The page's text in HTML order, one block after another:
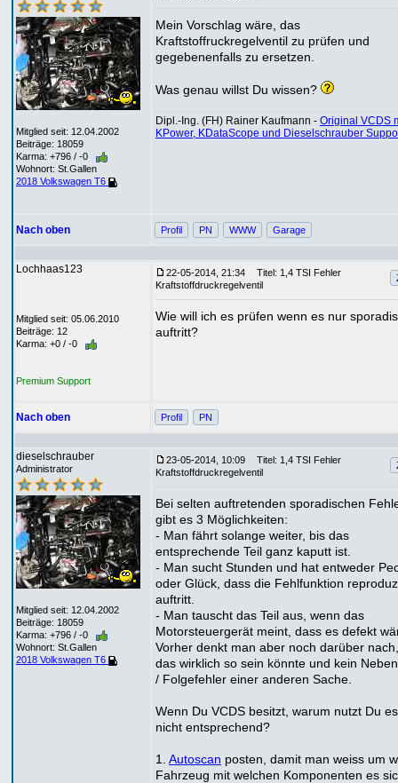
Mitglied seit: 12.04.2002
Beiträge: 18059
Karma: +796 / -0
Wohnort: St.Gallen
2018 Volkswagen T6
Mein Vorschlag wäre, das
Kraftstoffruckregelventil zu prüfen und
gegebenenfalls zu ersetzen.
Was genau willst Du wissen?
Dipl.-Ing. (FH) Rainer Kaufmann - Original VCDS
KPower, KDataScope und Dieselschrauber
Nach oben Profil PN WWW Garage
Lochhaas123
Mitglied seit: 05.06.2010
Beiträge: 12
Karma: +0 / -0
Premium Support
22-05-2014, 21:34
Titel: 1,4 TSI Fehler
Kraftstoffdruckregelventil
Wie will ich es prüfen wenn es nur
auftritt?
Nach oben Profil PN
dieselschrauber
Administrator
Mitglied seit: 12.04.2002
Beiträge: 18059
Karma: +796 / -0
Wohnort: St.Gallen
2018 Volkswagen T6
23-05-2014, 10:09
Titel: 1,4 TSI Fehler
Kraftstoffdruckregelventil
Bei selten auftretenden sporadischen
gibt es 3 Möglichkeiten:
- Man fährt solange weiter, bis das
entsprechende Teil ganz kaputt ist.
- Man sucht Stunden und hat entweder
oder Glück, dass die Fehlfunktion
auftritt.
- Man tauscht das Teil aus, wenn das
Motorsteuergerät meint, dass es defekt
Vorher denkt man aber noch darüber
das wirklich so sein könnte und kein
/ Folgefehler einer anderen Sache.
Wenn Du VCDS besitzt, warum nutzt Du
nicht entsprechend?
1. Autoscan posten, damit man weiss um
Fahrzeug mit welchen Komponenten es